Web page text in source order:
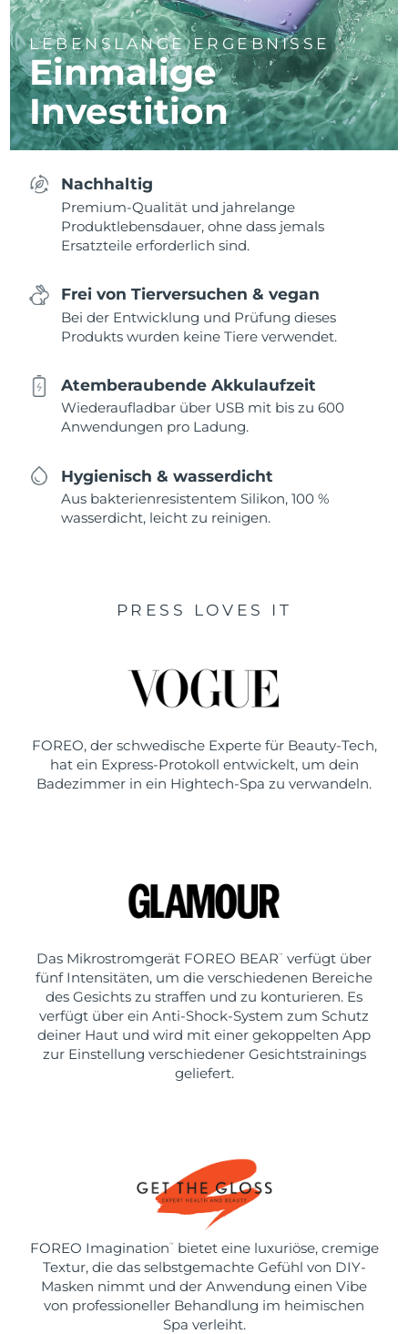
LEBENSLANGE ERGEBNISSE
Einmalige
Investition
Nachhaltig
Premium-Qualität und jahrelange
Produktlebensdauer, ohne dass jemals
Ersatzteile erforderlich sind.
Frei von Tierversuchen & vegan
Bei der Entwicklung und Prüfung dieses
Produkts wurden keine Tiere verwendet.
Atemberaubende Akkulaufzeit
Wiederaufladbar über USB mit bis zu 600
Anwendungen pro Ladung.
Hygienisch & wasserdicht
Aus bakterienresistentem Silikon, 100 %
wasserdicht, leicht zu reinigen.
PRESS LOVES IT
FOREO, der schwedische Experte für Beauty-Tech,
hat ein Express-Protokoll entwickelt, um dein
Badezimmer in ein Hightech-Spa zu verwandeln.
Das Mikrostromgerät FOREO BEAR ™
verfügt über
fünf Intensitäten, um die verschiedenen Bereiche
des Gesichts zu straffen und zu konturieren. Es
verfügt über ein Anti-Shock-System zum Schutz
deiner Haut und wird mit einer gekoppelten App
zur Einstellung verschiedener Gesichtstrainings
geliefert.
FOREO Imagination ™
bietet eine luxuriöse, cremige
Textur, die das selbstgemachte Gefühl von DIY-
Masken nimmt und der Anwendung einen Vibe
von professioneller Behandlung im heimischen
Spa verleiht.